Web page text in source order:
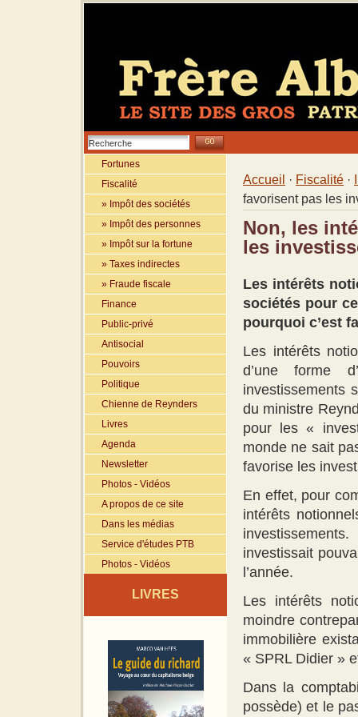
Fortunes
Fiscalité
» Impôt des sociétés
» Impôt des personnes
» Impôt sur la fortune
» Taxes indirectes
» Fraude fiscale
Finance
Public-privé
Antisocial
Pouvoirs
Politique
Chienne de Reynders
Livres
Agenda
Newsletter
Photos - Vidéos
A propos de ce site
Dans les médias
Service d'études PTB
Photos - Vidéos
LIVRES
Accueil · Fiscalité ·
favorisent pas les
Non, les
les
Les intérêts
sociétés pour
pourquoi c’est
Les intérêts
d’une forme
investissements
du ministre
pour les «
monde ne sait
favorise les
En effet, pour
intérêts
investissait
l’année.
Les intérêts
moindre
immobilière
« SPRL Didier »
Dans la
possède) et le